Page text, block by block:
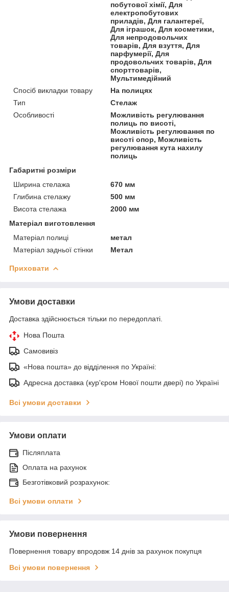
побутової хімії, Для
електропобутових
приладів, Для галантереї,
Для іграшок, Для косметики,
Для непродовольчих
товарів, Для взуття, Для
парфумерії, Для
продовольчих товарів, Для
спорттоварів,
Мультимедійний
Спосіб викладки товару
На полицях
Тип
Стелаж
Особливості
Можливість регулювання
полиць по висоті,
Можливість регулювання по
висоті опор, Можливість
регулювання кута нахилу
полиць
Габаритні розміри
Ширина стелажа
670 мм
Глибина стелажу
500 мм
Висота стелажа
2000 мм
Матеріал виготовлення
Матеріал полиці
метал
Матеріал задньої стінки
Метал
Приховати
Умови доставки
Доставка здійснюється тільки по передоплаті.
Нова Пошта
Самовивіз
«Нова пошта» до відділення по Україні:
Адресна доставка (кур'єром Нової пошти двері) по Україні
Всі умови доставки
Умови оплати
Післяплата
Оплата на рахунок
Безготівковий розрахунок:
Всі умови оплати
Умови повернення
Повернення товару впродовж 14 днів за рахунок покупця
Всі умови повернення